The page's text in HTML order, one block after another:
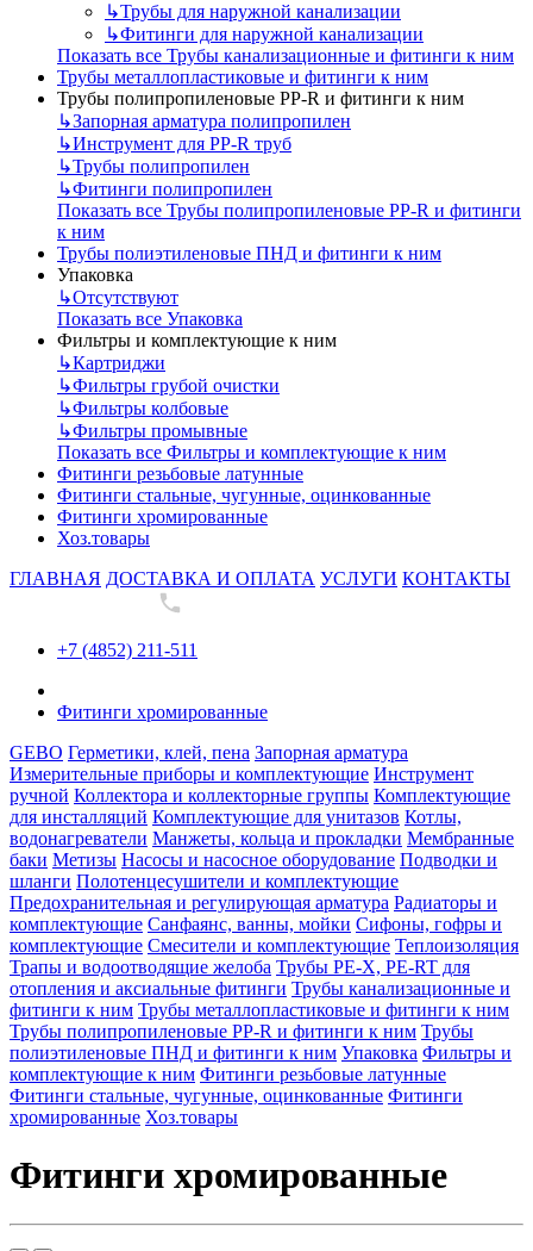
↳Трубы для наружной канализации
↳Фитинги для наружной канализации
Показать все Трубы канализационные и фитинги к ним
Трубы металлопластиковые и фитинги к ним
Трубы полипропиленовые PP-R и фитинги к ним
↳Запорная арматура полипропилен
↳Инструмент для PP-R труб
↳Трубы полипропилен
↳Фитинги полипропилен
Показать все Трубы полипропиленовые PP-R и фитинги
к ним
Трубы полиэтиленовые ПНД и фитинги к ним
Упаковка
↳Отсутствуют
Показать все Упаковка
Фильтры и комплектующие к ним
↳Картриджи
↳Фильтры грубой очистки
↳Фильтры колбовые
↳Фильтры промывные
Показать все Фильтры и комплектующие к ним
Фитинги резьбовые латунные
Фитинги стальные, чугунные, оцинкованные
Фитинги хромированные
Хоз.товары
ГЛАВНАЯ ДОСТАВКА И ОПЛАТА УСЛУГИ КОНТАКТЫ
+7 (4852) 211-511
Фитинги хромированные
GEBO Герметики, клей, пена Запорная арматура
Измерительные приборы и комплектующие Инструмент
ручной Коллектора и коллекторные группы Комплектующие
для инсталляций Комплектующие для унитазов Котлы,
водонагреватели Манжеты, кольца и прокладки Мембранные
баки Метизы Насосы и насосное оборудование Подводки и
шланги Полотенцесушители и комплектующие
Предохранительная и регулирующая арматура Радиаторы и
комплектующие Санфаянс, ванны, мойки Сифоны, гофры и
комплектующие Смесители и комплектующие Теплоизоляция
Трапы и водоотводящие желоба Трубы PE-X, PE-RT для
отопления и аксиальные фитинги Трубы канализационные и
фитинги к ним Трубы металлопластиковые и фитинги к ним
Трубы полипропиленовые PP-R и фитинги к ним Трубы
полиэтиленовые ПНД и фитинги к ним Упаковка Фильтры и
комплектующие к ним Фитинги резьбовые латунные
Фитинги стальные, чугунные, оцинкованные Фитинги
хромированные Хоз.товары
Фитинги хромированные